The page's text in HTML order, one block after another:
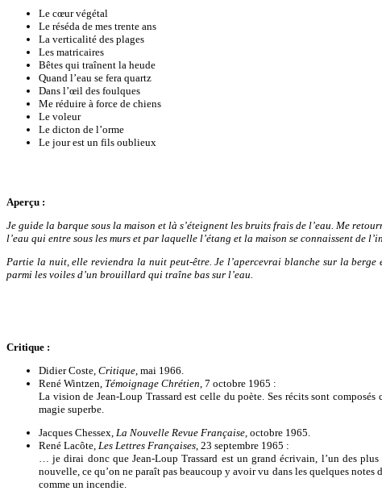
Le cœur végétal
Le réséda de mes trente ans
La verticalité des plages
Les matricaires
Bêtes qui traînent la heude
Quand l’eau se fera quartz
Dans l’œil des foulques
Me réduire à force de chiens
Le voleur
Le dicton de l’orme
Le jour est un fils oublieux
Aperçu :
Je guide la barque sous la maison et là s’éteignent les bruits frais de l’eau. Me
l’eau qui entre sous les murs et par laquelle l’étang et la maison se connaissent de
Partie la nuit, elle reviendra la nuit peut-être. Je l’apercevrai blanche sur la berge
parmi les voiles d’un brouillard qui traîne bas sur l’eau.
Critique :
Didier Coste, Critique, mai 1966.
René Wintzen, Témoignage Chrétien, 7 octobre 1965 :
La vision de Jean-Loup Trassard est celle du poète. Ses récits sont composés
magie superbe.
Jacques Chessex, La Nouvelle Revue Française, octobre 1965.
René Lacôte, Les Lettres Françaises, 23 septembre 1965 :
… je dirai donc que Jean-Loup Trassard est un grand écrivain, l’un des
nouvelle, ce qu’on ne paraît pas beaucoup y avoir vu dans les quelques
comme un incendie.